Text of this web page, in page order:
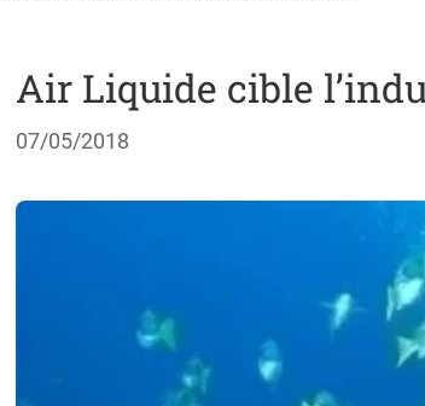
Air Liquide cible
07/05/2018